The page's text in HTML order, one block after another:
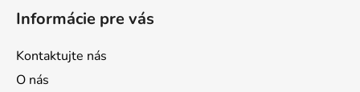
Informácie pre vás
Kontaktujte nás
O nás